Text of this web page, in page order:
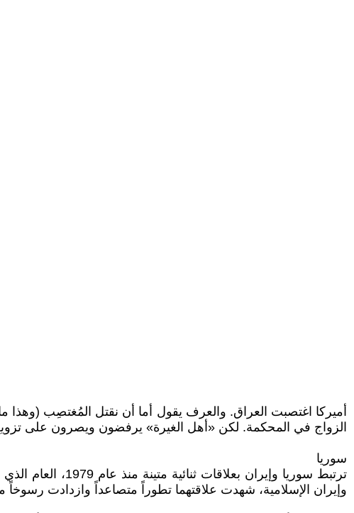
أميركا اغتصبت العراق. والعرف يقول أما أن نقتل المُغتصِب (وهذا
الزواج في المحكمة. لكن «أهل الغيرة» يرفضون ويصرون على
سوريا
ترتبط سوريا
وإيران الإسلامية، شهدت علاقتهما تطوراً متصاعداً وازدادت رسوخاً